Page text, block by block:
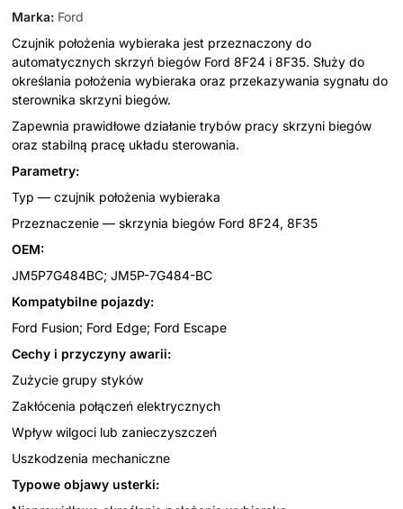
Marka: Ford
Czujnik położenia wybieraka jest przeznaczony do
automatycznych skrzyń biegów Ford 8F24 i 8F35. Służy do
określania położenia wybieraka oraz przekazywania sygnału do
sterownika skrzyni biegów.
Zapewnia prawidłowe działanie trybów pracy skrzyni biegów
oraz stabilną pracę układu sterowania.
Parametry:
Typ — czujnik położenia wybieraka
Przeznaczenie — skrzynia biegów Ford 8F24, 8F35
OEM:
JM5P7G484BC; JM5P-7G484-BC
Kompatybilne pojazdy:
Ford Fusion; Ford Edge; Ford Escape
Cechy i przyczyny awarii:
Zużycie grupy styków
Zakłócenia połączeń elektrycznych
Wpływ wilgoci lub zanieczyszczeń
Uszkodzenia mechaniczne
Typowe objawy usterki: